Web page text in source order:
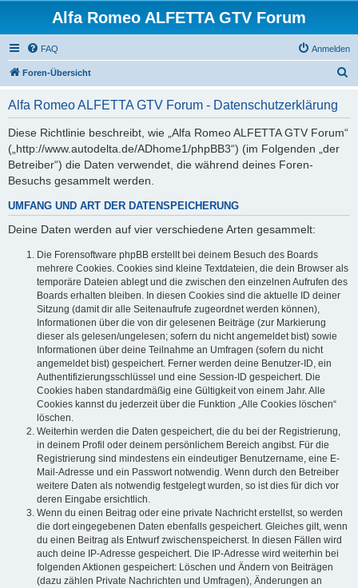
Alfa Romeo ALFETTA GTV Forum
FAQ Anmelden
Foren-Übersicht
Alfa Romeo ALFETTA GTV Forum - Datenschutzerklärung
Diese Richtlinie beschreibt, wie „Alfa Romeo ALFETTA GTV Forum“
(„http://www.autodelta.de/ADhome1/phpBB3“) (im Folgenden „der
Betreiber“) die Daten verwendet, die während deines Foren-
Besuchs gesammelt werden.
UMFANG UND ART DER DATENSPEICHERUNG
Deine Daten werden auf vier verschiedene Arten gesammelt:
Die Forensoftware phpBB erstellt bei deinem Besuch des Boards
mehrere Cookies. Cookies sind kleine Textdateien, die dein Browser als
temporäre Dateien ablegt und die zwischen den einzelnen Aufrufen des
Boards erhalten bleiben. In diesen Cookies sind die aktuelle ID deiner
Sitzung (damit dir alle Seitenaufrufe zugeordnet werden können),
Informationen über die von dir gelesenen Beiträge (zur Markierung
dieser als gelesen/ungelesen; sofern du nicht angemeldet bist) sowie
Informationen über deine Teilnahme an Umfragen (sofern du nicht
angemeldet bist) gespeichert. Ferner werden deine Benutzer-ID, ein
Authentifizierungsschlüssel und eine Session-ID gespeichert. Die
Cookies haben standardmäßig eine Gültigkeit von einem Jahr. Alle
Cookies kannst du jederzeit über die Funktion „Alle Cookies löschen“
löschen.
Weiterhin werden die Daten gespeichert, die du bei der Registrierung,
in deinem Profil oder deinem persönlichem Bereich angibst. Für die
Registrierung sind mindestens ein eindeutiger Benutzername, eine E-
Mail-Adresse und ein Passwort notwendig. Wenn durch den Betreiber
weitere Daten als notwendig festgelegt wurden, so ist dies für dich vor
deren Eingabe ersichtlich.
Wenn du einen Beitrag oder eine private Nachricht erstellst, so werden
die dort eingegebenen Daten ebenfalls gespeichert. Gleiches gilt, wenn
du einen Beitrag als Entwurf zwischenspeicherst. In diesen Fällen wird
auch deine IP-Adresse gespeichert. Die IP-Adresse wird weiterhin bei
folgenden Aktionen gespeichert: Löschen und Ändern von Beiträgen
(dazu zählen Private Nachrichten und Umfragen), Änderungen an